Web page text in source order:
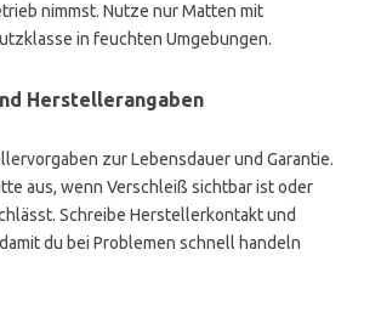
nimmst. Nutze nur Matten mit
in feuchten Umgebungen.
Herstellerangaben
zur Lebensdauer und Garantie.
aus, wenn Verschleiß sichtbar ist oder
Schreibe Herstellerkontakt und
du bei Problemen schnell handeln